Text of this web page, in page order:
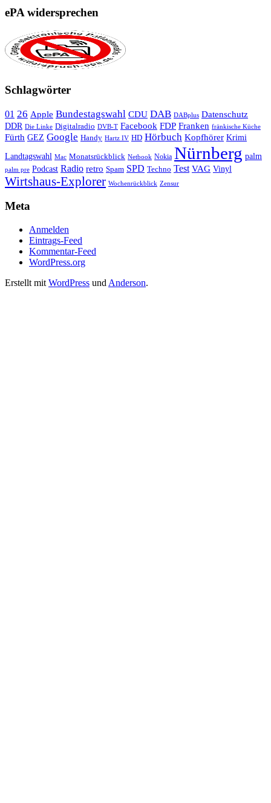
ePA widersprechen
Schlagwörter
01 26 Apple Bundestagswahl CDU DAB DABplus Datenschutz
DDR Die Linke Digitalradio DVB-T Facebook FDP Franken fränkische Küche
Fürth GEZ Google Handy Hartz IV HD Hörbuch Kopfhörer Krimi
Landtagswahl Mac Monatsrückblick Netbook Nokia Nürnberg palm
palm pre Podcast Radio retro Spam SPD Techno Test VAG Vinyl
Wirtshaus-Explorer Wochenrückblick Zensur
Meta
Anmelden
Eintrags-Feed
Kommentar-Feed
WordPress.org
Erstellt mit WordPress und Anderson.